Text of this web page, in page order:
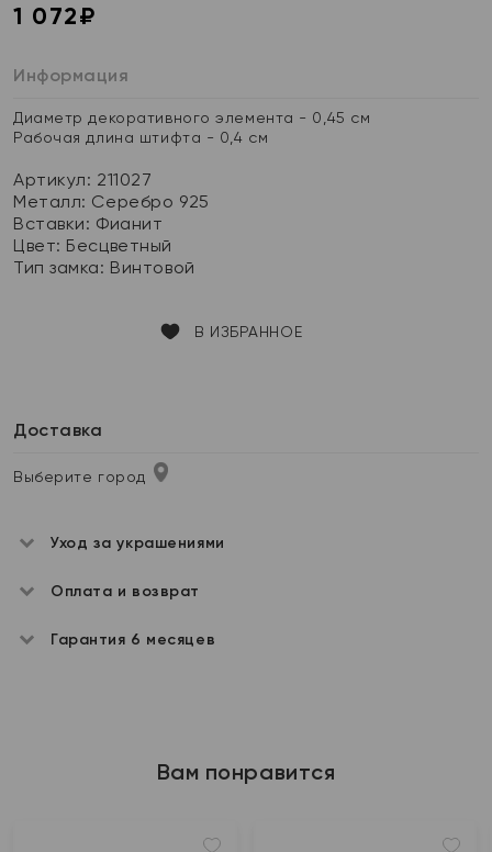
1 072₽
Информация
Диаметр декоративного элемента - 0,45 см
Рабочая длина штифта - 0,4 см
Артикул: 211027
Металл: Серебро 925
Вставки: Фианит
Цвет: Бесцветный
Тип замка: Винтовой
В ИЗБРАННОЕ
Доставка
Выберите город
Уход за украшениями
Оплата и возврат
Гарантия 6 месяцев
Вам понравится